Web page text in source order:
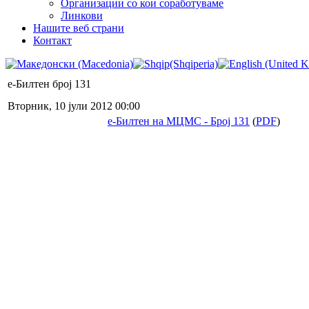
Организации со кои соработуваме
Линкови
Нашите веб страни
Контакт
е-Билтен број 131
Вторник, 10 јули 2012 00:00
е-Билтен на МЦМС - Број 131 (PDF)